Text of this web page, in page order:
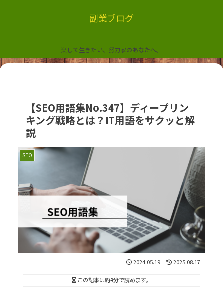
副業ブログ
楽して生きたい、努力家のあなたへ。
【SEO用語集No.347】ディープリン
キング戦略とは？IT用語をサクッと解
説
SEO
2024.05.19 2025.08.17
この記事は約4分で読めます。